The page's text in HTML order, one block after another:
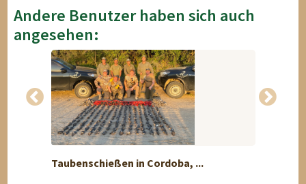
Andere Benutzer haben sich auch
angesehen:
Taubenschießen in Cordoba, ...